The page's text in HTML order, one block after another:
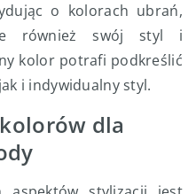
o kolorach ubrań,
również swój styl i
kolor potrafi podkreślić
i indywidualny styl.
dla